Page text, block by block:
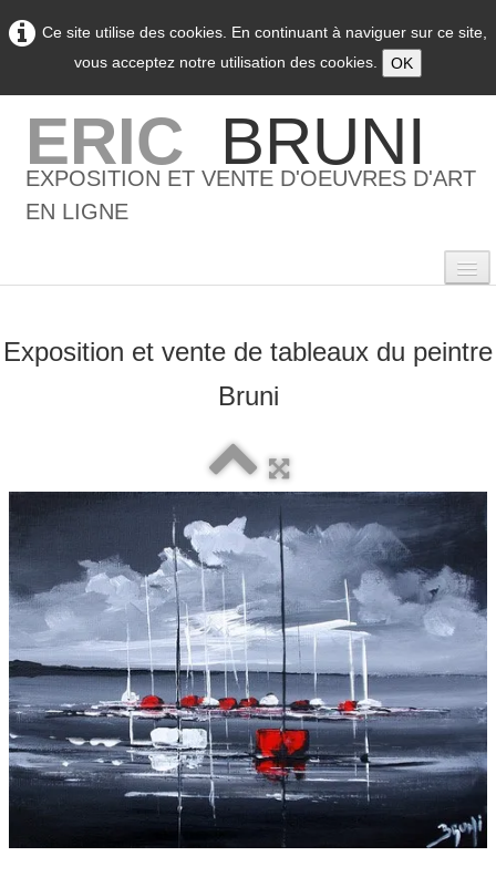
Ce site utilise des cookies. En continuant à naviguer sur ce site,
vous acceptez notre utilisation des cookies.
OK
ERIC BRUNI
EXPOSITION ET VENTE D'OEUVRES D'ART
EN LIGNE
0
Galeries
▼
Boutique
Contact
Newsletter
BLOG
Français
Exposition et vente de tableaux du peintre
Bruni